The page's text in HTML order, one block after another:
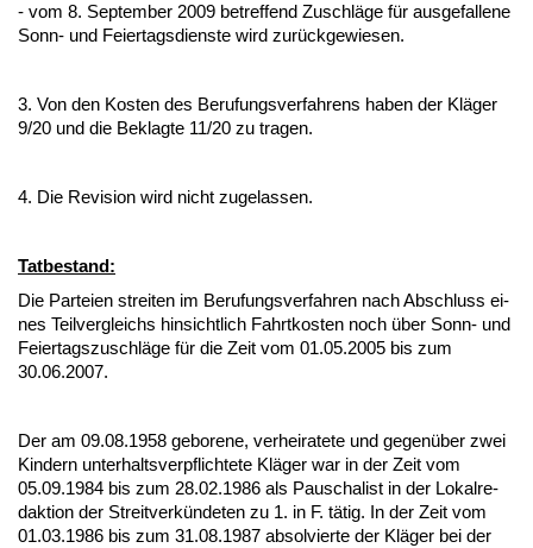
- vom 8. Sep­tem­ber 2009 be­tref­fend Zu­schläge für aus­ge­fal­le­ne
Sonn- und Fei­er­tags­diens­te wird zurück­ge­wie­sen.
3. Von den Kos­ten des Be­ru­fungs­ver­fah­rens ha­ben der Kläger
9/20 und die Be­klag­te 11/20 zu tra­gen.
4. Die Re­vi­si­on wird nicht zu­ge­las­sen.
Tat­be­stand:
Die Par­tei­en strei­ten im Be­ru­fungs­ver­fah­ren nach Ab­schluss ei­
nes Teil­ver­gleichs hin­sicht­lich Fahrt­kos­ten noch über Sonn- und
Fei­er­tags­zu­schläge für die Zeit vom 01.05.2005 bis zum
30.06.2007.
Der am 09.08.1958 ge­bo­re­ne, ver­hei­ra­te­te und ge­genüber zwei
Kin­dern un­ter­halts­ver­pflich­te­te Kläger war in der Zeit vom
05.09.1984 bis zum 28.02.1986 als Pau­scha­list in der Lo­kal­re­
dak­ti­on der Streit­verkünde­ten zu 1. in F. tätig. In der Zeit vom
01.03.1986 bis zum 31.08.1987 ab­sol­vier­te der Kläger bei der